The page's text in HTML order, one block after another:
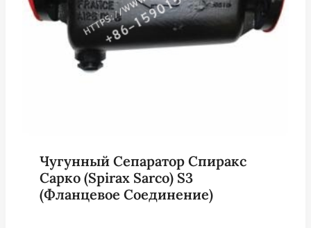
Чугунный Сепаратор Спиракс
Сарко (Spirax Sarco) S3
(фланцевое Соединение)